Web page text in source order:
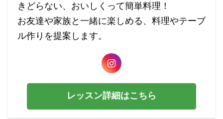
きどらない、おいしくって簡単料理！
お友達や家族と一緒に楽しめる、料理やテーブ
ル作りを提案します。
レッスン詳細はこちら